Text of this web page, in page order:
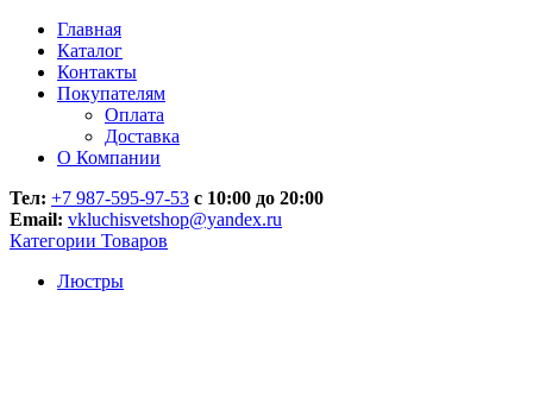
Главная
Каталог
Контакты
Покупателям
Оплата
Доставка
О Компании
Тел: +7 987-595-97-53 с 10:00 до 20:00
Email: vkluchisvetshop@yandex.ru
Категории Товаров
Люстры